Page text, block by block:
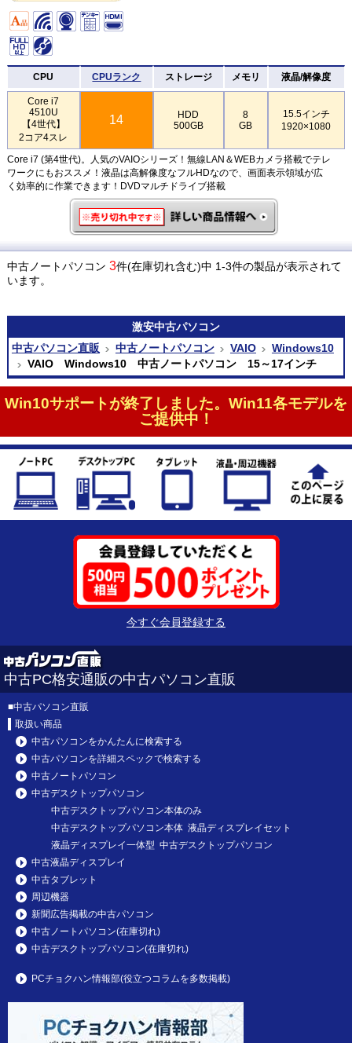
CPU CPUランク ストレージ メモリ 液晶/解像度
Core i7
4510U
【4世代】
2コア4スレ
14
HDD
500GB
8
GB
15.5インチ
1920×1080
Core i7 (第4世代)。人気のVAIOシリーズ！無線LAN＆WEBカメラ搭載でテレ
ワークにもおススメ！液晶は高解像度なフルHDなので、画面表示領域が広
く効率的に作業できます！DVDマルチドライブ搭載
中古ノートパソコン 3件(在庫切れ含む)中 1-3件の製品が表示されて
います。
激安中古パソコン
中古パソコン直販
中古ノートパソコン VAIO
Windows10
VAIO Windows10 中古ノートパソコン 15～17インチ
Win10サポートが終了しました。Win11各モデルを
ご提供中！
今すぐ会員登録する
中古PC格安通販の中古パソコン直販
■中古パソコン直販
取扱い商品
中古パソコンをかんたんに検索する
中古パソコンを詳細スペックで検索する
中古ノートパソコン
中古デスクトップパソコン
中古デスクトップパソコン本体のみ
中古デスクトップパソコン本体 液晶ディスプレイセット
液晶ディスプレイ一体型 中古デスクトップパソコン
中古液晶ディスプレイ
中古タブレット
周辺機器
新聞広告掲載の中古パソコン
中古ノートパソコン(在庫切れ)
中古デスクトップパソコン(在庫切れ)
PCチョクハン情報部(役立つコラムを多数掲載)